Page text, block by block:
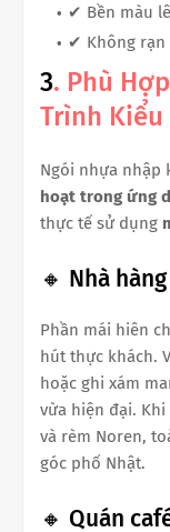
✔ Bền màu
✔ Không rạn
3. Phù
Trình Kiểu
Ngói nhựa nhập
hoạt trong ứng
thực tế sử dụng
🔸 Nhà
Phần mái hiên
hút thực khách.
hoặc ghi xám
vừa hiện đại.
và rèm Noren,
góc phố Nhật.
🔸 Quán